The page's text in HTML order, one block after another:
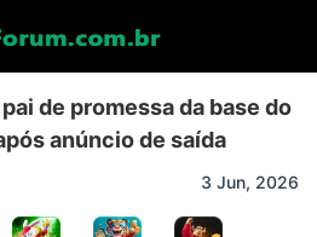
de promessa da base do
anúncio de saída
3 Jun, 2026